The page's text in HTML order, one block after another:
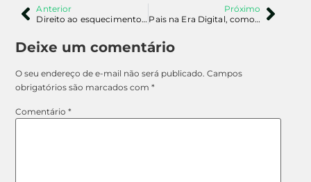
Anterior
Direito ao esquecimento: Google x Pesquisa
Próximo
Pais na Era Digital, como proteger as nossas crianças
Deixe um comentário
O seu endereço de e-mail não será publicado. Campos
obrigatórios são marcados com*
Comentário*